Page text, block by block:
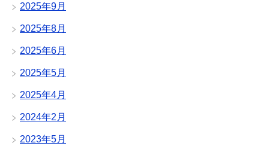
2025年9月
2025年8月
2025年6月
2025年5月
2025年4月
2024年2月
2023年5月